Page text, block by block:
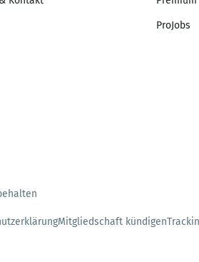
ProJobs
Mitgliedschaft kündigen